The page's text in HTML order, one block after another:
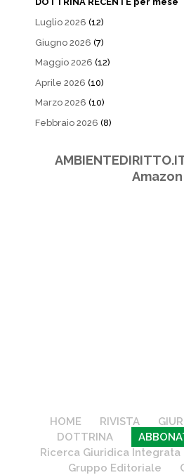
Luglio 2026 (12)
Giugno 2026 (7)
Maggio 2026 (12)
Aprile 2026 (10)
Marzo 2026 (10)
Febbraio 2026 (8)
Amazon
HOME RIVISTA
DOTTRINA
Ricerca Giuridica Integrata
Gruppo Editoriale